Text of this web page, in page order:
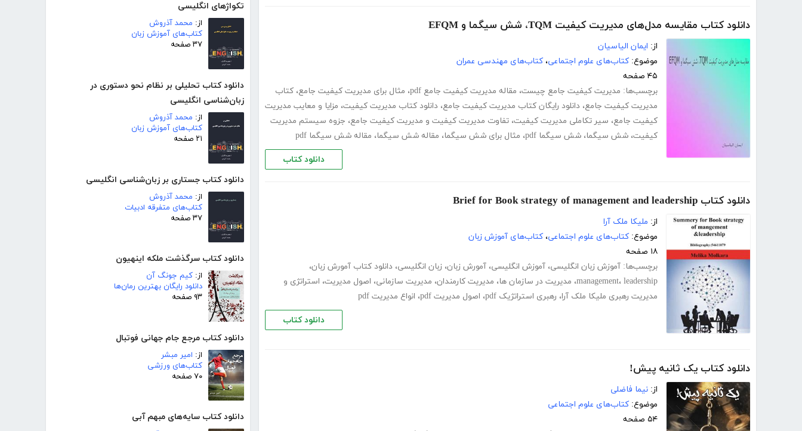
تکواژهای انگلیسی
از: محمد آذروش
کتاب‌های آموزش زبان
۳۷ صفحه
دانلود کتاب تحلیلی بر نظام نحو دستوری در
زبان‌شناسی انگلیسی
از: محمد آذروش
کتاب‌های آموزش زبان
۲۱ صفحه
دانلود کتاب جستاری بر زبان‌شناسی انگلیسی
از: محمد آذروش
کتاب‌های متفرقه ادبیات
۳۷ صفحه
دانلود کتاب سرگذشت ملکه اینهیون
از: کیم جونگ آن
دانلود رایگان بهترین رمان‌ها
۹۳ صفحه
دانلود کتاب مرجع جام جهانی فوتبال
از: امیر مبشر
کتاب‌های ورزشی
۷۰ صفحه
دانلود کتاب سایه‌های مبهم آبی
دانلود کتاب مقایسه مدل‌های مدیریت کیفیت TQM، شش سیگما و EFQM
از: ایمان الیاسیان
موضوع: کتاب‌های علوم اجتماعی، کتاب‌های مهندسی عمران
۴۵ صفحه
برچسب‌ها: مدیریت کیفیت جامع چیست، مقاله مدیریت کیفیت جامع pdf ، مثال برای مدیریت کیفیت جامع، کتاب
مدیریت کیفیت جامع، دانلود رایگان کتاب مدیریت کیفیت جامع، دانلود کتاب مدیریت کیفیت، مزایا و معایب مدیریت
کیفیت جامع، سیر تکاملی مدیریت کیفیت، تفاوت مدیریت کیفیت و مدیریت کیفیت جامع، جزوه سیستم مدیریت
کیفیت، شش سیگما، شش سیگما pdf ، مثال برای شش سیگما، مقاله شش سیگما، مقاله شش سیگما pdf
دانلود کتاب
دانلود کتاب Brief for Book strategy of management and leadership
از: ملیکا ملک آرا
موضوع: کتاب‌های علوم اجتماعی، کتاب‌های آموزش زبان
۱۸ صفحه
برچسب‌ها: آموزش زبان انگلیسی، آموزش انگلیسی، آمورش زبان، زبان انگلیسی، دانلود کتاب آمورش زبان،
management، leadership ، مدیریت در سازمان ها، مدیریت کارمندان، مدیریت سازمانی، اصول مدیریت، استراتژی و
مدیریت رهبری ملیکا ملک آرا، رهبری استراتژیک pdf ، اصول مدیریت pdf ، انواع مدیریت pdf
دانلود کتاب
دانلود کتاب یک ثانیه پیش!
از: نیما فاضلی
موضوع: کتاب‌های علوم اجتماعی
۵۴ صفحه